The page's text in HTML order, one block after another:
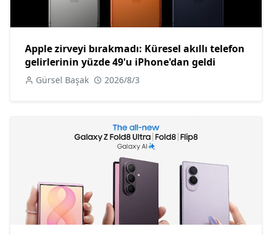
Apple zirveyi bırakmadı: Küresel akıllı telefon
gelirlerinin yüzde 49'u iPhone'dan geldi
Gürsel Başak 2026/8/3